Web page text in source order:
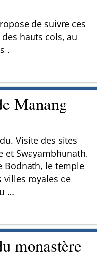
de suivre ces
hauts cols, au
.
Manang
Visite des sites
et Swayambhunath,
Bodnath, le temple
villes royales de
…
monastère